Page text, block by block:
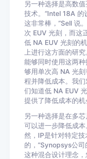
另一种选择是高数
技术。“Intel 18A 的
这非常棒，”Sell 说
次 EUV 光刻，而这
低 NA EUV 光刻的
上进行这方面的研
能够同时使用这两
够用单次高 NA 光
程并降低成本。我
们知道低 NA EUV
提供了降低成本的机
另一种选择是在多
可以进一步降低成
然，IP是针对特定
的，”Synopsys公
这种混合设计理念，